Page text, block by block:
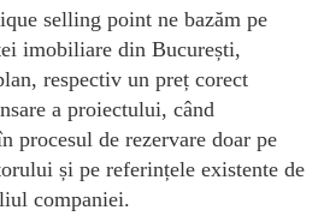
selling point ne bazăm pe
imobiliare din București,
respectiv un preț corect
a proiectului, când
procesul de rezervare doar pe
și pe referințele existente de
companiei.